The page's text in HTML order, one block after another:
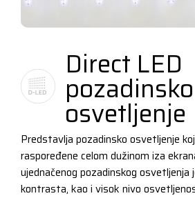
Direct LED
pozadinsko
osvetljenje
Predstavlja pozadinsko osvetljenje
raspoređene celom dužinom iza
ujednačenog pozadinskog osvetljenja
kontrasta, kao i visok nivo